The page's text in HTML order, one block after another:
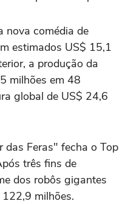
nova comédia de
estimados US$ 15,1
a produção da
milhões em 48
global de US$ 24,6
das Feras" fecha o Top
três fins de
dos robôs gigantes
milhões.